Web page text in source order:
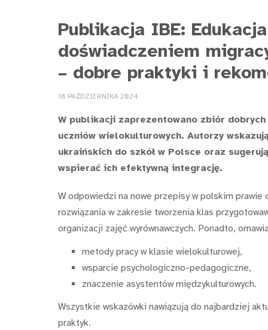
Publikacja IBE:
doświadczeniem
– dobre praktyki i
18 PAŹDZIERNIKA 2024
W publikacji zaprezentowano zbiór
uczniów wielokulturowych. Autorzy
ukraińskich do szkół w Polsce oraz
wspierać ich efektywną integrację.
W odpowiedzi na nowe przepisy w polskim
rozwiązania w zakresie tworzenia klas
organizacji zajęć wyrównawczych. Ponadto,
metody pracy w klasie wielokulturowej,
wsparcie psychologiczno-pedagogiczne,
znaczenie asystentów międzykulturowych.
Wszystkie wskazówki nawiązują do najbardziej
praktyk.